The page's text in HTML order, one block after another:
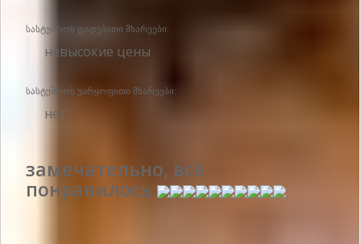
სასტუმროს დადებითი მხარეები:
невысокие цены
სასტუმროს უარყოფითი მხარეები:
нет
замечательно, всё
понравилось